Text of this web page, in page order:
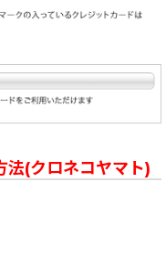
法(クロネコヤマト)